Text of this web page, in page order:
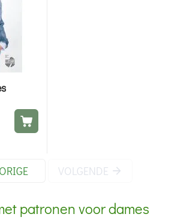
patronen voor dames
VOLGENDE